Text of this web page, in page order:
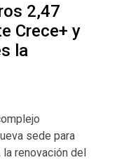
2,47
Crece+ y
la
sede para
renovación del